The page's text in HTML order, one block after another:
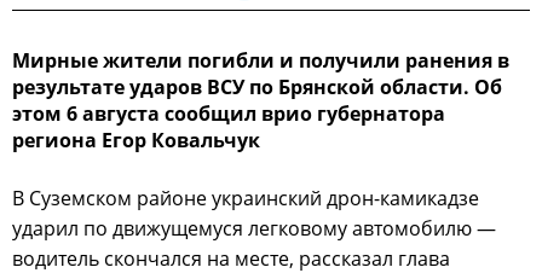
Мирные жители погибли и получили ранения в
результате ударов ВСУ по Брянской области. Об
этом 6 августа сообщил врио губернатора
региона Егор Ковальчук
В Суземском районе украинский дрон-камикадзе
ударил по движущемуся легковому автомобилю —
водитель скончался на месте, рассказал глава